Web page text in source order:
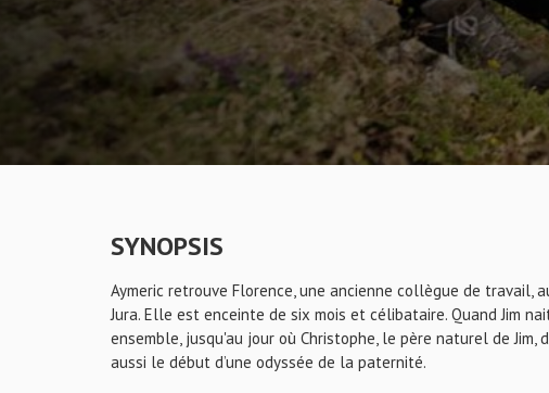
SYNOPSIS
Aymeric retrouve Florence, une ancienne collègue de travail,
Jura. Elle est enceinte de six mois et célibataire. Quand Jim
ensemble, jusqu'au jour où Christophe, le père naturel de Jim,
aussi le début d’une odyssée de la paternité.